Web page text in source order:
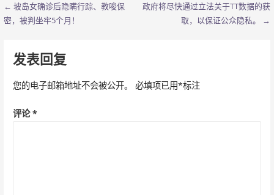
文
导
航
← 坡岛女确诊后隐瞒行踪、教唆保
密，被判坐牢5个月！
政府将尽快通过立法关于TT数据的获
取，以保证公众隐私。 →
发表回复
您的电子邮箱地址不会被公开。 必填项已用*标注
评论*